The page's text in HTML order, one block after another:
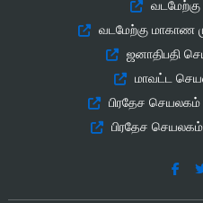
வடமேற்கு மாகாண
ஜனாதிபதி
மாவட்ட
பிரதேச செயலகம்
பிரதேச செயலகம்